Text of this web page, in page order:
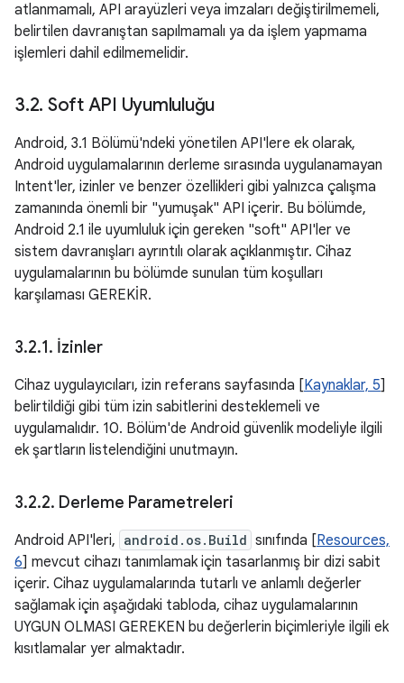
atlanmamalı, API arayüzleri veya imzaları değiştirilmemeli,
belirtilen davranıştan sapılmamalı ya da işlem yapmama
işlemleri dahil edilmemelidir.
3.2. Soft API Uyumluluğu
Android, 3.1 Bölümü'ndeki yönetilen API'lere ek olarak,
Android uygulamalarının derleme sırasında uygulanamayan
Intent'ler, izinler ve benzer özellikleri gibi yalnızca çalışma
zamanında önemli bir "yumuşak" API içerir. Bu bölümde,
Android 2.1 ile uyumluluk için gereken "soft" API'ler ve
sistem davranışları ayrıntılı olarak açıklanmıştır. Cihaz
uygulamalarının bu bölümde sunulan tüm koşulları
karşılaması GEREKİR.
3.2.1. İzinler
Cihaz uygulayıcıları, izin referans sayfasında [Kaynaklar, 5]
belirtildiği gibi tüm izin sabitlerini desteklemeli ve
uygulamalıdır. 10. Bölüm'de Android güvenlik modeliyle ilgili
ek şartların listelendiğini unutmayın.
3.2.2. Derleme Parametreleri
Android API'leri, android.os.Build sınıfında [Resources,
6] mevcut cihazı tanımlamak için tasarlanmış bir dizi sabit
içerir. Cihaz uygulamalarında tutarlı ve anlamlı değerler
sağlamak için aşağıdaki tabloda, cihaz uygulamalarının
UYGUN OLMASI GEREKEN bu değerlerin biçimleriyle ilgili ek
kısıtlamalar yer almaktadır.